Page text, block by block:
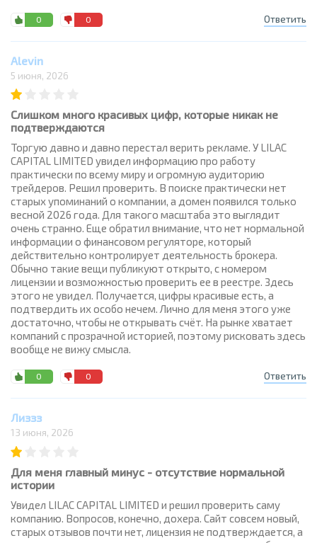
0 0 Ответить
Alevin
5 июня, 2026
Слишком много красивых цифр, которые никак не
подтверждаются
Торгую давно и давно перестал верить рекламе. У LILAC
CAPITAL LIMITED увидел информацию про работу
практически по всему миру и огромную аудиторию
трейдеров. Решил проверить. В поиске практически нет
старых упоминаний о компании, а домен появился только
весной 2026 года. Для такого масштаба это выглядит
очень странно. Еще обратил внимание, что нет нормальной
информации о финансовом регуляторе, который
действительно контролирует деятельность брокера.
Обычно такие вещи публикуют открыто, с номером
лицензии и возможностью проверить ее в реестре. Здесь
этого не увидел. Получается, цифры красивые есть, а
подтвердить их особо нечем. Лично для меня этого уже
достаточно, чтобы не открывать счёт. На рынке хватает
компаний с прозрачной историей, поэтому рисковать здесь
вообще не вижу смысла.
0 0 Ответить
Лиззз
13 июня, 2026
Для меня главный минус - отсутствие нормальной
истории
Увидел LILAC CAPITAL LIMITED и решил проверить саму
компанию. Вопросов, конечно, дохера. Сайт совсем новый,
старых отзывов почти нет, лицензия не подтверждается, а